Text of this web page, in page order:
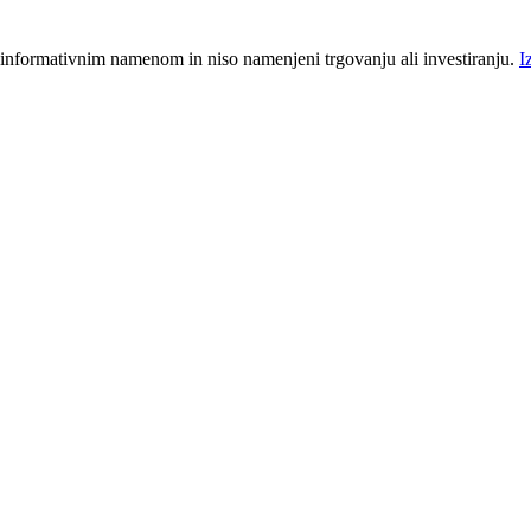
namenom in niso namenjeni trgovanju ali investiranju.